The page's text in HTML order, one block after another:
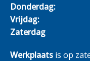
Donderdag:
Vrijdag:
Zaterdag
Werkplaats is op